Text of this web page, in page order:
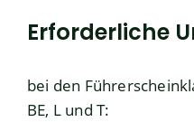
Erforderliche
bei den
BE, L und T: